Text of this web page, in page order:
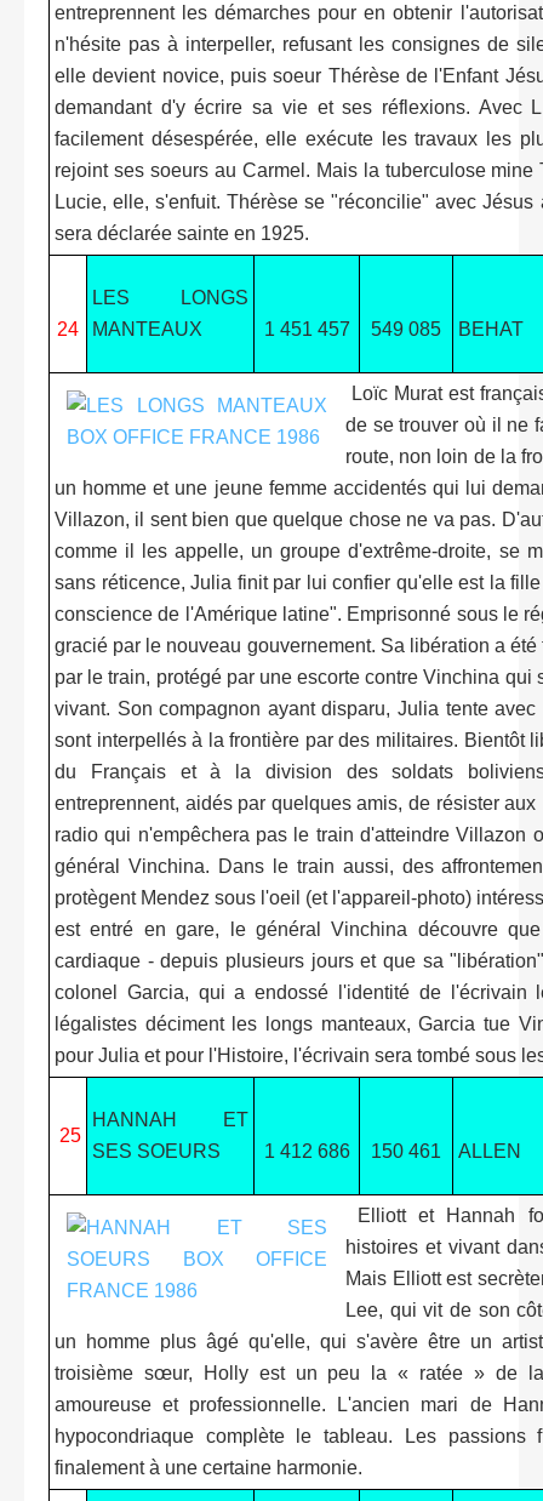
entreprennent les démarches pour en obtenir
n'hésite pas à interpeller, refusant les consignes de
elle devient novice, puis soeur Thérèse de l'Enfant
demandant d'y écrire sa vie et ses réflexions. Avec
facilement désespérée, elle exécute les travaux les
rejoint ses soeurs au Carmel. Mais la tuberculose
Lucie, elle, s'enfuit. Thérèse se "réconcilie" avec
sera déclarée sainte en 1925.
24
LES LONGS
MANTEAUX
1 451 457 549 085 BEHAT
Loïc Murat est
de se trouver où il ne
route, non loin de la
un homme et une jeune femme accidentés qui lui
Villazon, il sent bien que quelque chose ne va pas.
comme il les appelle, un groupe d'extrême-droite, se
sans réticence, Julia finit par lui confier qu'elle est la
conscience de l'Amérique latine". Emprisonné sous le
gracié par le nouveau gouvernement. Sa libération a
par le train, protégé par une escorte contre Vinchina
vivant. Son compagnon ayant disparu, Julia tente
sont interpellés à la frontière par des militaires. Bientôt
du Français et à la division des soldats
entreprennent, aidés par quelques amis, de résister
radio qui n'empêchera pas le train d'atteindre Villazon
général Vinchina. Dans le train aussi, des
protègent Mendez sous l'oeil (et l'appareil-photo)
est entré en gare, le général Vinchina découvre
cardiaque - depuis plusieurs jours et que sa
colonel Garcia, qui a endossé l'identité de l'écrivain
légalistes déciment les longs manteaux, Garcia tue
pour Julia et pour l'Histoire, l'écrivain sera tombé sous
25
HANNAH ET
SES SOEURS
1 412 686 150 461 ALLEN
Elliott et Hannah
histoires et vivant
Mais Elliott est
Lee, qui vit de son
un homme plus âgé qu'elle, qui s'avère être un
troisième sœur, Holly est un peu la « ratée » de
amoureuse et professionnelle. L'ancien mari de
hypocondriaque complète le tableau. Les passions
finalement à une certaine harmonie.